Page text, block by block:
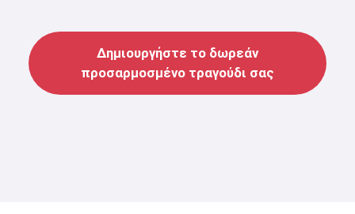
Δημιουργήστε το δωρεάν
προσαρμοσμένο τραγούδι σας